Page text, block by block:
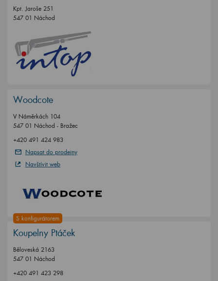
Kpt. Jaroše 251
547 01 Náchod
Woodcote
V Náměrkách 104
547 01 Náchod - Bražec
+420 491 424 983
Napsat do prodejny
Navštívit web
S konfigurátorem
Koupelny Ptáček
Běloveská 2163
547 01 Náchod
+420 491 423 298